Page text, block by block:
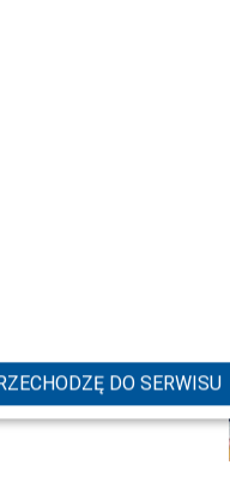
DO SERWISU